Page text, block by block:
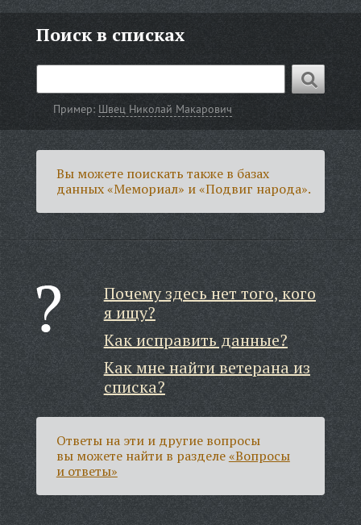
Поиск в списках
Пример: Швец Николай Макарович
Вы можете поискать также в базах
данных «Мемориал» и «Подвиг народа».
Почему здесь нет того, кого
я ищу?
Как исправить данные?
Как мне найти ветерана из
списка?
Ответы на эти и другие вопросы
вы можете найти в разделе«Вопросы
и ответы»